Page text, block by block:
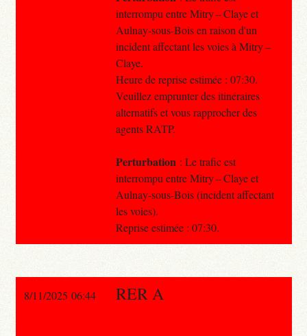
interrompu entre Mitry – Claye et
Aulnay-sous-Bois en raison d'un
incident affectant les voies à Mitry –
Claye.
Heure de reprise estimée : 07:30.
Veuillez emprunter des itinéraires
alternatifs et vous rapprocher des
agents RATP.
Perturbation : Le trafic est
interrompu entre Mitry – Claye et
Aulnay-sous-Bois (incident affectant
les voies).
Reprise estimée : 07:30.
8/11/2025 06:44 RER A